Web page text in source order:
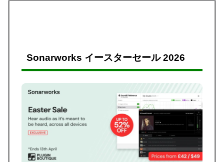
Sonarworks イースターセール 2026